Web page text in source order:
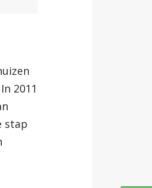
2011
stap